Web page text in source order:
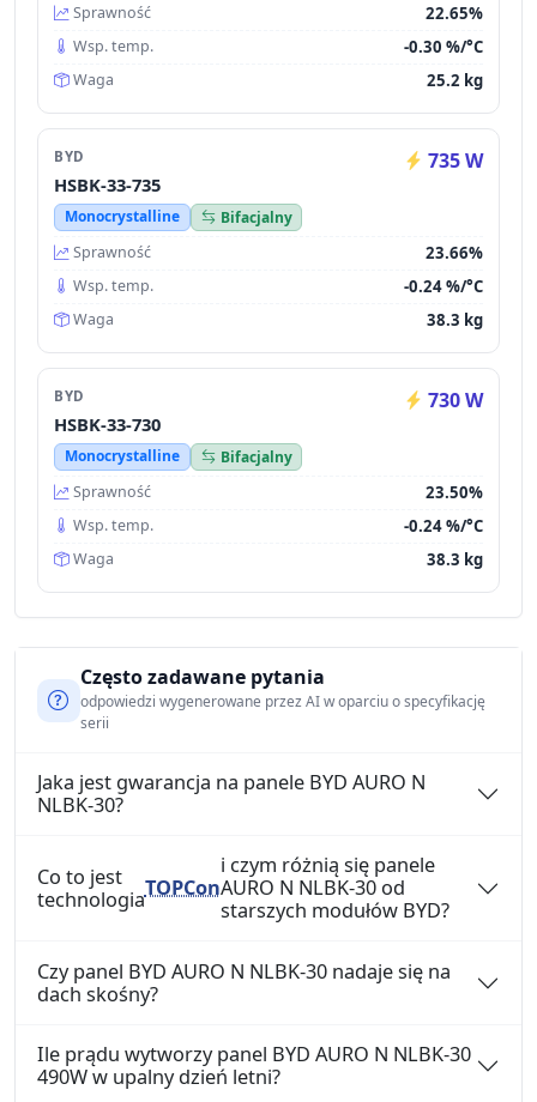
Sprawność
22.65%
Wsp. temp. -0.30 %/°C
Waga 25.2 kg
BYD 735 W
HSBK-33-735
Monocrystalline
Bifacjalny
Sprawność
23.66%
Wsp. temp. -0.24 %/°C
Waga 38.3 kg
BYD 730 W
HSBK-33-730
Monocrystalline
Bifacjalny
Sprawność
23.50%
Wsp. temp. -0.24 %/°C
Waga 38.3 kg
Często zadawane pytania
odpowiedzi wygenerowane przez AI w oparciu o specyfikację
serii
Jaka jest gwarancja na panele BYD AURO N
NLBK-30?
Co to jest
technologiaTOPCon
i czym różnią się panele
AURO N NLBK-30 od
starszych modułów BYD?
Czy panel BYD AURO N NLBK-30 nadaje się na
dach skośny?
Ile prądu wytworzy panel BYD AURO N NLBK-30
490W w upalny dzień letni?